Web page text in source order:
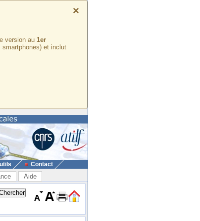
×
version au 1er
smartphones) et inclut
Contact
Aide